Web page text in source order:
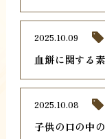
血餅に関する
2025.10.09
子供の口の中
2025.10.08